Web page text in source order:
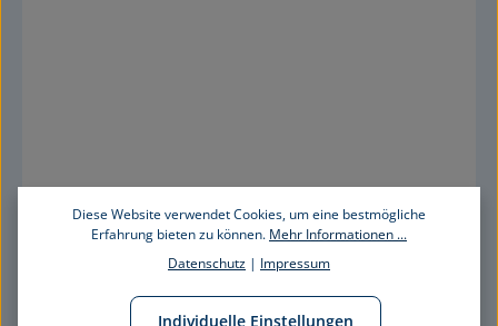
Diese Website verwendet Cookies, um eine bestmögliche
Erfahrung bieten zu können. Mehr Informationen ...
Datenschutz | Impressum
Individuelle Einstellungen